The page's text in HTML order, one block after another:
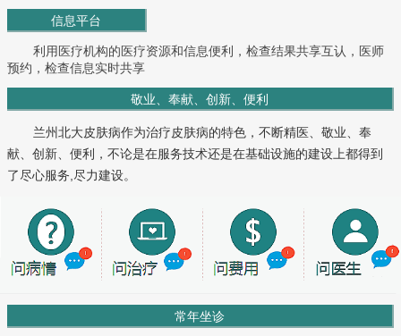
信息平台
利用医疗机构的医疗资源和信息便利，检查结果共享互认，医师
预约，检查信息实时共享
敬业、奉献、创新、便利
兰州北大皮肤病作为治疗皮肤病的特色，不断精医、敬业、奉
献、创新、便利，不论是在服务技术还是在基础设施的建设上都得到
了尽心服务,尽力建设。
常年坐诊